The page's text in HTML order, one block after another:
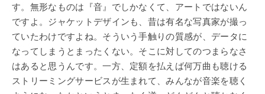
す。無形なものは『音』でしかなくて、アートではないん
ですよ。ジャケットデザインも、昔は有名な写真家が撮っ
ていたわけですよね。そういう手触りの質感が、データに
なってしまうとまったくない。そこに対してのつまらなさ
はあると思うんです。一方、定額を払えば何万曲も聴ける
ストリーミングサービスが生まれて、みんなが音楽を聴く